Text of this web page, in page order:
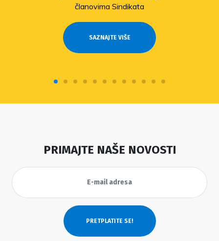
članovima Sindikata
SAZNAJTE VIŠE
PRIMAJTE NAŠE NOVOSTI